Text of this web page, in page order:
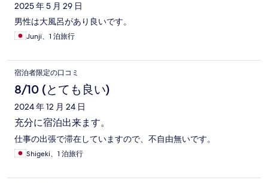
2025 年 5 月 29 日
男性は大風呂があり良いです。
Junji、1 泊旅行
宿泊者限定の口コミ
8/10 (とても良い)
2024 年 12 月 24 日
充分に宿泊出来ます。
仕事の出張で滞在していますので、不自由無いです。
Shigeki、1 泊旅行